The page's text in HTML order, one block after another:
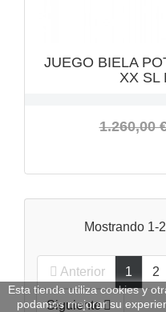
JUEGO BIELA
XX SL
Precio
1.260,00
Mostrando 1-
 Anterior 1 2
Siguiente
Esta tienda utiliza cookies y
podamos mejorar su